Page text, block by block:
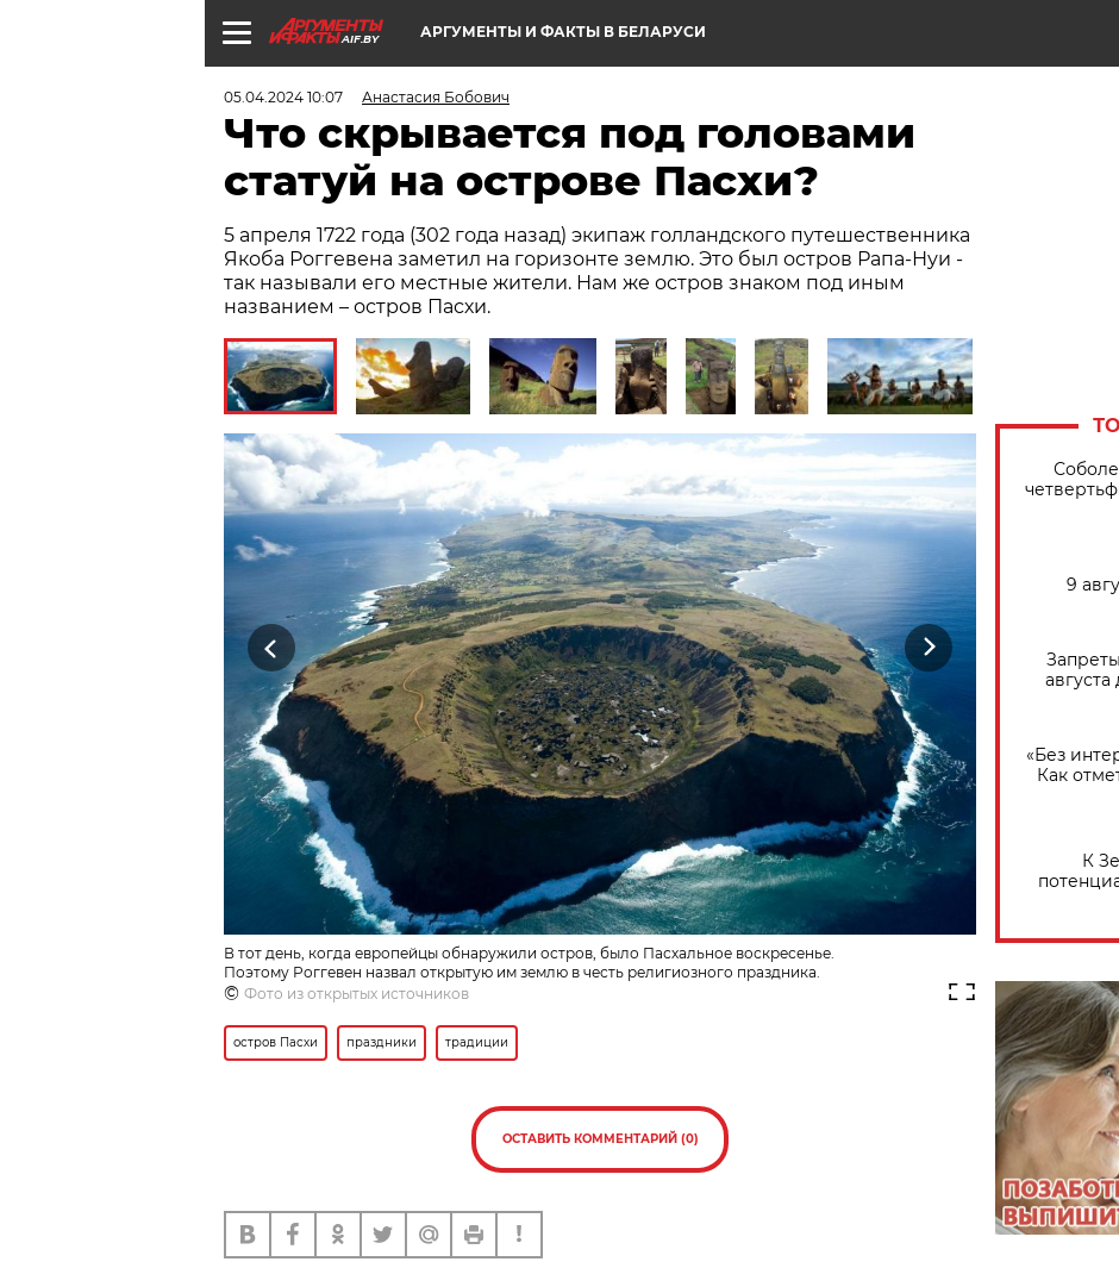
AIF.BY АРГУМЕНТЫ И ФАКТЫ В БЕЛАРУСИ
05.04.2024 10:07 Анастасия Бобович
Что скрывается под головами
статуй на острове Пасхи?
5 апреля 1722 года (302 года назад) экипаж голландского путешественника
Якоба Роггевена заметил на горизонте землю. Это был остров Рапа-Нуи -
так называли его местные жители. Нам же остров знаком под иным
названием – остров Пасхи.
Previous Next
В тот день, когда европейцы обнаружили остров, было Пасхальное воскресенье.
Поэтому Роггевен назвал открытую им землю в честь религиозного праздника.
© Фото из открытых источников
остров Пасхи праздники традиции
ОСТАВИТЬ КОММЕНТАРИЙ (0)
9
«Без
Как
К